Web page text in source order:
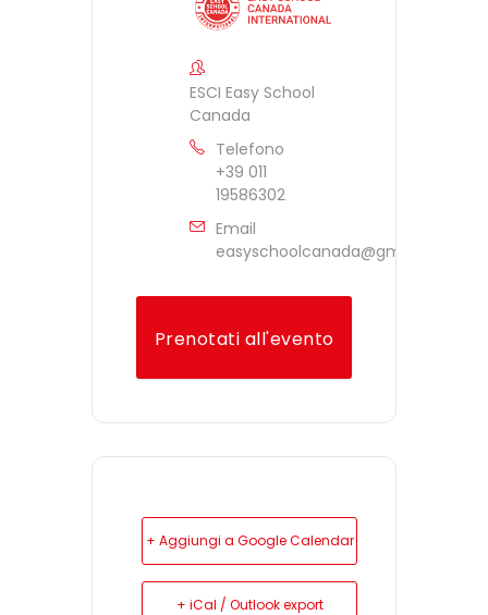
ESCI Easy School
Canada
Telefono
+39 011
19586302
Email
easyschoolcanada@gmail.com
Prenotati all'evento
+ Aggiungi a Google Calendar
+ iCal / Outlook export